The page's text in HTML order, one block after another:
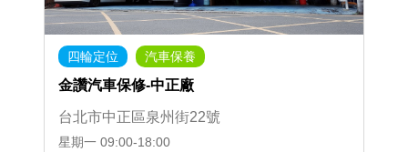
四輪定位 汽車保養
金讚汽車保修-中正廠
台北市中正區泉州街22號
星期一 09:00-18:00